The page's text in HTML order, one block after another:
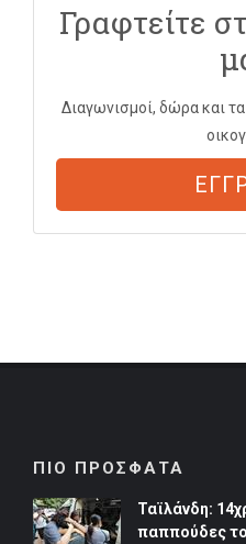
Γραφτείτε
Διαγωνισμοί, δώρα και τα
ΠΙΟ ΠΡΟΣΦΑΤΑ
Ταϊλάνδη:
παππούδες